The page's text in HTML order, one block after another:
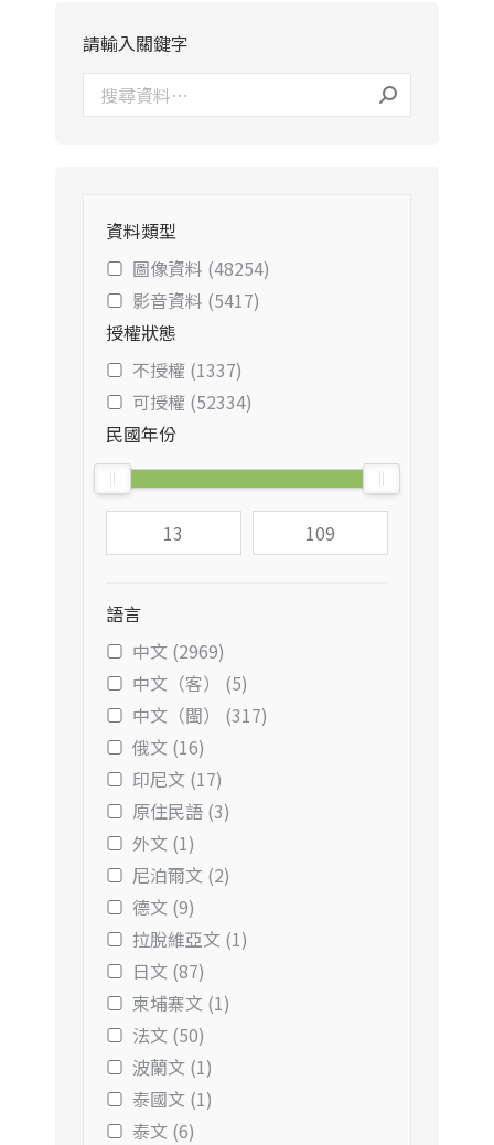
請輸入關鍵字
資料類型
圖像資料 (48254)
影音資料 (5417)
授權狀態
不授權 (1337)
可授權 (52334)
民國年份
語言
中文 (2969)
中文（客） (5)
中文（閩） (317)
俄文 (16)
印尼文 (17)
原住民語 (3)
外文 (1)
尼泊爾文 (2)
德文 (9)
拉脫維亞文 (1)
日文 (87)
柬埔寨文 (1)
法文 (50)
波蘭文 (1)
泰國文 (1)
泰文 (6)